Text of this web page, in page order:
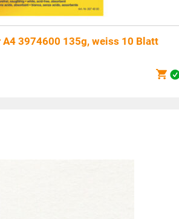
A4 3974600 135g, weiss 10 Blatt